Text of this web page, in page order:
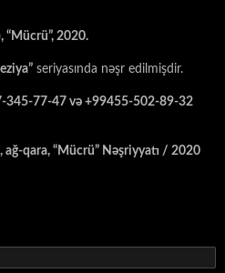
“Mücrü”, 2020.
seriyasında nəşr edilmişdir.
345-77-47 və +99455-502-89-32
qara, “Mücrü” Nəşriyyatı / 2020